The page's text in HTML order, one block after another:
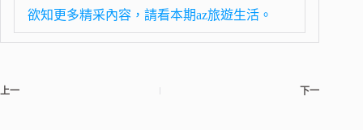
欲知更多精采內容，請看本期az旅遊生活。
上一 下一